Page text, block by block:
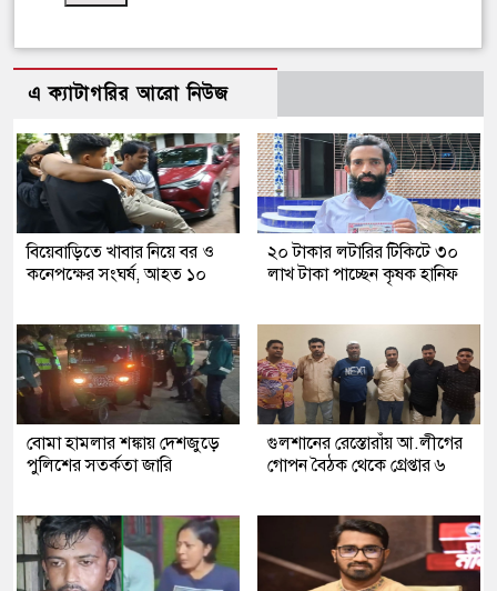
এ ক্যাটাগরির আরো নিউজ
বিয়েবাড়িতে খাবার নিয়ে বর ও
কনেপক্ষের সংঘর্ষ, আহত ১০
২০ টাকার লটারির টিকিটে ৩০
লাখ টাকা পাচ্ছেন কৃষক হানিফ
বোমা হামলার শঙ্কায় দেশজুড়ে
পুলিশের সতর্কতা জারি
গুলশানের রেস্তোরাঁয় আ.লীগের
গোপন বৈঠক থেকে গ্রেপ্তার ৬